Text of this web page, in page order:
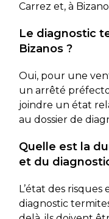
Carrez et, à
Le diagnostic
Bizanos ?
Oui, pour une
un arrêté
joindre un état
au dossier de
Quelle est la
et du
L’état des
diagnostic